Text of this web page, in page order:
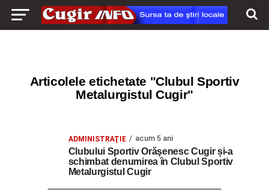
Articolele etichetate "Clubul Sportiv
Metalurgistul Cugir"
ADMINISTRAŢIE acum 5 ani
Clubului Sportiv Orăşenesc Cugir și-a
schimbat denumirea în Clubul Sportiv
Metalurgistul Cugir